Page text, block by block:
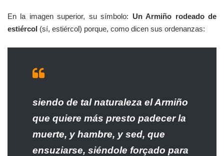
En la imagen superior, su símbolo: Un Armiño rodeado de
estiércol (sí, estiércol) porque, como dicen sus ordenanzas:
siendo de tal naturaleza el Armiño
que quiere más presto padecer la
muerte, y hambre, y sed, que
ensuziarse, siéndole forçado para